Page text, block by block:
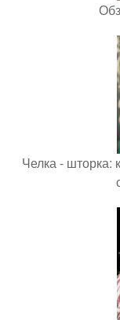
Челка - шторка: